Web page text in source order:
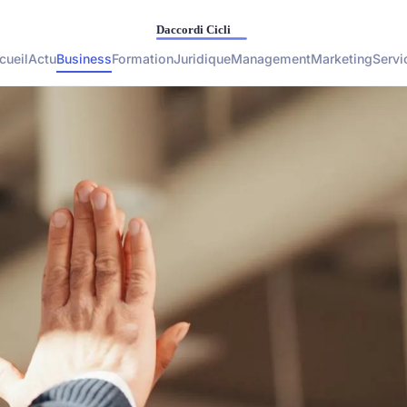
ActuBusinessFormationJuridiqueManagementMarketing